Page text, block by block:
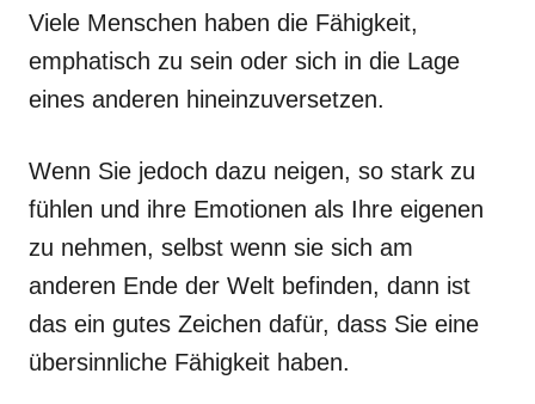
Viele Menschen haben die Fähigkeit,
emphatisch zu sein oder sich in die Lage
eines anderen hineinzuversetzen.
Wenn Sie jedoch dazu neigen, so stark zu
fühlen und ihre Emotionen als Ihre eigenen
zu nehmen, selbst wenn sie sich am
anderen Ende der Welt befinden, dann ist
das ein gutes Zeichen dafür, dass Sie eine
übersinnliche Fähigkeit haben.